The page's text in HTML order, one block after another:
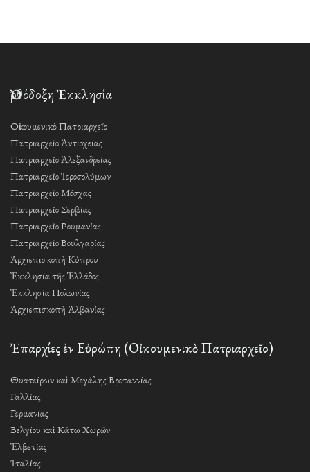
Ὀρθόδοξη Ἐκκλησία
Οἰκουμενικὸ Πατριαρχεῖο
Πατριαρχεῖο Ἀντιοχείας
Πατριαρχεῖο Ἀλεξανδρείας
Πατριαρχεῖο Ἱεροσολύμων
Πατριαρχεῖο Μόσχας
Πατριαρχεῖο Σερβίας
Πατριαρχεῖο Ρουμανίας
Πατριαρχεῖο Βουλγαρίας
Ἀρχιεπισκοπὴ Κύπρου
Ἐκκλησία τῆς Ἑλλάδος
Ἐκκλησία Πολωνίας
Ἀρχιεπισκοπὴ Ἀλβανίας
Ἐπαρχίες ἐν Εὐρώπη (Οἰκουμενικὸ Πατριαρχεῖο)
Θυατείρων καὶ Μεγάλης Βρεταννίας
Γαλλίας
Γερμανίας
Βελγίου καὶ Κάτω Χωρῶν
Ἑλβετίας
Ἰταλίας